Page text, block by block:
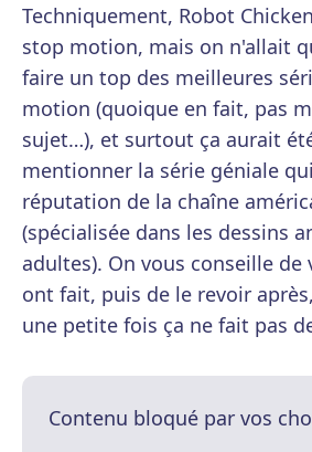
Techniquement, Robot
stop motion, mais on n'allait
faire un top des meilleures
motion (quoique en fait, pas
sujet…), et surtout ça aurait
mentionner la série géniale
réputation de la chaîne
(spécialisée dans les dessins
adultes). On vous conseille
ont fait, puis de le revoir
une petite fois ça ne fait pas
Contenu bloqué par vos